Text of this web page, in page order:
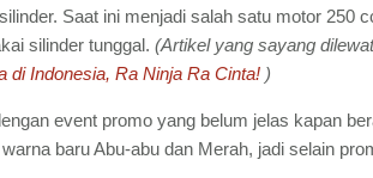
Saat ini menjadi salah satu motor 250
silinder tunggal. (Artikel yang sayang
di Indonesia, Ra Ninja Ra Cinta! )
event promo yang belum jelas kapan
baru Abu-abu dan Merah, jadi selain